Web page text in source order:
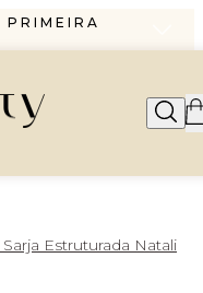
PRIMEIRA
6X SEM
PAC
PRIMEIRA
Estruturada Natali